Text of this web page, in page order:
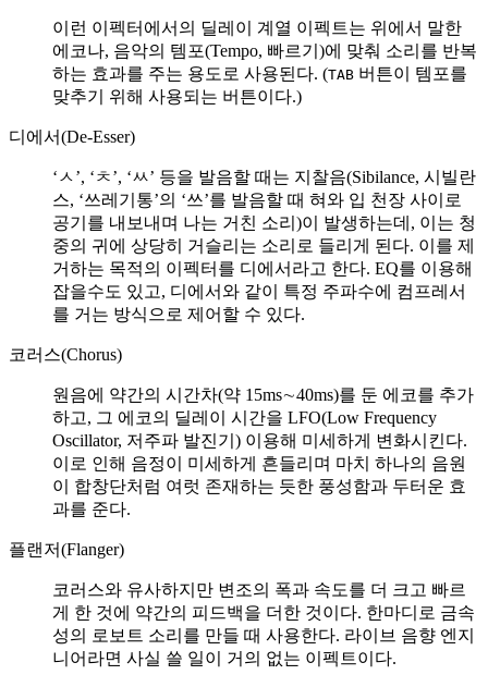
이런 이펙터에서의 딜레이 계열 이펙트는 위에서 말한
에코나, 음악의 템포(Tempo, 빠르기)에 맞춰 소리를 반복
하는 효과를 주는 용도로 사용된다. (TAB 버튼이 템포를
맞추기 위해 사용되는 버튼이다.)
디에서(De-Esser)
‘ㅅ’, ‘ㅊ’, ‘ㅆ’ 등을 발음할 때는 지찰음(Sibilance, 시빌란
스, ‘쓰레기통’의 ‘쓰’를 발음할 때 혀와 입 천장 사이로
공기를 내보내며 나는 거친 소리)이 발생하는데, 이는 청
중의 귀에 상당히 거슬리는 소리로 들리게 된다. 이를 제
거하는 목적의 이펙터를 디에서라고 한다. EQ를 이용해
잡을수도 있고, 디에서와 같이 특정 주파수에 컴프레서
를 거는 방식으로 제어할 수 있다.
코러스(Chorus)
원음에 약간의 시간차(약 15ms∼40ms)를 둔 에코를 추가
하고, 그 에코의 딜레이 시간을 LFO(Low Frequency
Oscillator, 저주파 발진기) 이용해 미세하게 변화시킨다.
이로 인해 음정이 미세하게 흔들리며 마치 하나의 음원
이 합창단처럼 여럿 존재하는 듯한 풍성함과 두터운 효
과를 준다.
플랜저(Flanger)
코러스와 유사하지만 변조의 폭과 속도를 더 크고 빠르
게 한 것에 약간의 피드백을 더한 것이다. 한마디로 금속
성의 로보트 소리를 만들 때 사용한다. 라이브 음향 엔지
니어라면 사실 쓸 일이 거의 없는 이펙트이다.